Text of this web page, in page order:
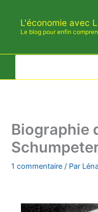
contenu
L'économie avec
Le blog pour enfin
Biographie
1 commentaire / Par